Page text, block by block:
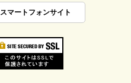
スマートフォンサイト